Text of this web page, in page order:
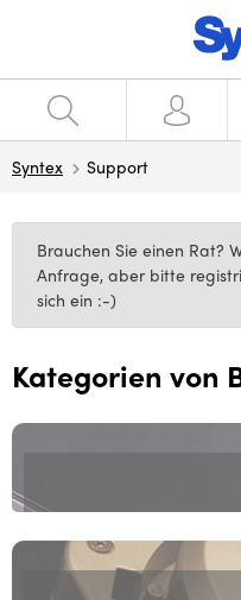
Syntex Support
Brauchen Sie einen Rat?
Anfrage, aber bitte
sich ein :-)
Kategorien von